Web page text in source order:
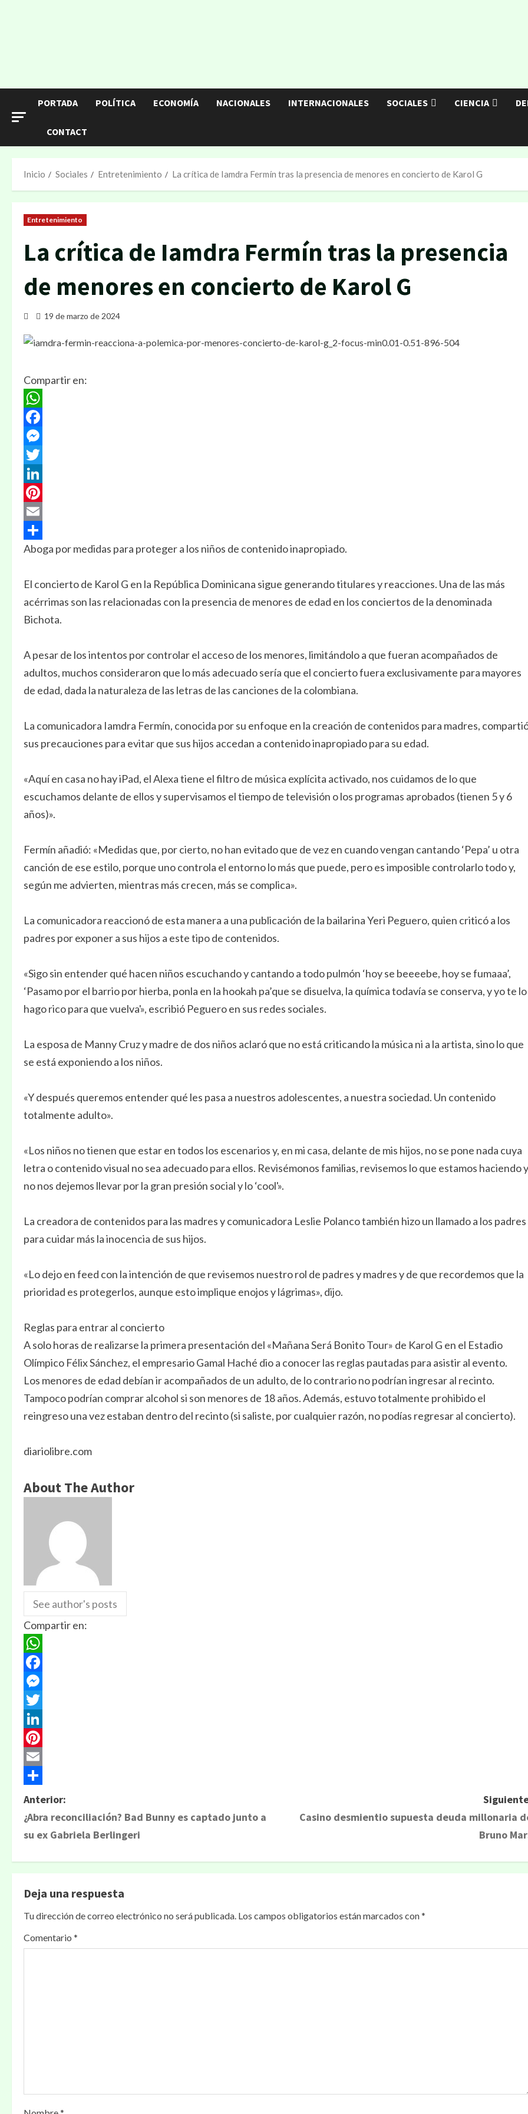
PORTADA POLÍTICA ECONOMÍA NACIONALES INTERNACIONALES SOCIALES CIENCIA
CONTACT
Inicio Sociales Entretenimiento La crítica de Iamdra Fermín tras la presencia de menores en concierto de Karol G
Entretenimiento
La crítica de Iamdra Fermín tras la presencia
de menores en concierto de Karol G
19 de marzo de 2024
Compartir en:
WhatsApp
Facebook
Messenger
Twitter
LinkedIn
Pinterest
Email
Compartir
Aboga por medidas para proteger a los niños de contenido inapropiado.
El concierto de Karol G en la República Dominicana sigue generando titulares y reacciones. Una de las más
acérrimas son las relacionadas con la presencia de menores de edad en los conciertos de la denominada
Bichota.
A pesar de los intentos por controlar el acceso de los menores, limitándolo a que fueran acompañados de
adultos, muchos consideraron que lo más adecuado sería que el concierto fuera exclusivamente para mayores
de edad, dada la naturaleza de las letras de las canciones de la colombiana.
La comunicadora Iamdra Fermín, conocida por su enfoque en la creación de contenidos para madres,
sus precauciones para evitar que sus hijos accedan a contenido inapropiado para su edad.
«Aquí en casa no hay iPad, el Alexa tiene el filtro de música explícita activado, nos cuidamos de lo que
escuchamos delante de ellos y supervisamos el tiempo de televisión o los programas aprobados (tienen 5 y 6
años)».
Fermín añadió: «Medidas que, por cierto, no han evitado que de vez en cuando vengan cantando ‘Pepa’ u otra
canción de ese estilo, porque uno controla el entorno lo más que puede, pero es imposible controlarlo todo y,
según me advierten, mientras más crecen, más se complica».
La comunicadora reaccionó de esta manera a una publicación de la bailarina Yeri Peguero, quien criticó a los
padres por exponer a sus hijos a este tipo de contenidos.
«Sigo sin entender qué hacen niños escuchando y cantando a todo pulmón ‘hoy se beeeebe, hoy se fumaaa’,
‘Pasamo por el barrio por hierba, ponla en la hookah pa’que se disuelva, la química todavía se conserva, y yo te lo
hago rico para que vuelva'», escribió Peguero en sus redes sociales.
La esposa de Manny Cruz y madre de dos niños aclaró que no está criticando la música ni a la artista, sino lo que
se está exponiendo a los niños.
«Y después queremos entender qué les pasa a nuestros adolescentes, a nuestra sociedad. Un contenido
totalmente adulto».
«Los niños no tienen que estar en todos los escenarios y, en mi casa, delante de mis hijos, no se pone nada cuya
letra o contenido visual no sea adecuado para ellos. Revisémonos familias, revisemos lo que estamos haciendo y
no nos dejemos llevar por la gran presión social y lo ‘cool'».
La creadora de contenidos para las madres y comunicadora Leslie Polanco también hizo un llamado a los padres
para cuidar más la inocencia de sus hijos.
«Lo dejo en feed con la intención de que revisemos nuestro rol de padres y madres y de que recordemos que la
prioridad es protegerlos, aunque esto implique enojos y lágrimas», dijo.
Reglas para entrar al concierto
A solo horas de realizarse la primera presentación del «Mañana Será Bonito Tour» de Karol G en el Estadio
Olímpico Félix Sánchez, el empresario Gamal Haché dio a conocer las reglas pautadas para asistir al evento.
Los menores de edad debían ir acompañados de un adulto, de lo contrario no podrían ingresar al recinto.
Tampoco podrían comprar alcohol si son menores de 18 años. Además, estuvo totalmente prohibido el
reingreso una vez estaban dentro del recinto (si saliste, por cualquier razón, no podías regresar al concierto).
diariolibre.com
About The Author
See author's posts
Compartir en:
WhatsApp
Facebook
Messenger
Twitter
LinkedIn
Pinterest
Email
Compartir
Anterior:
¿Abra reconciliación? Bad Bunny es captado junto a
su ex Gabriela Berlingeri
Casino desmientio supuesta deuda millonaria
Bruno
Deja una respuesta
Tu dirección de correo electrónico no será publicada. Los campos obligatorios están marcados con*
Comentario *